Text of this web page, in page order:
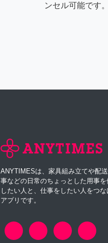
ンセル可能です。
ANYTIMESは、家具組み立てや配
事などの日常のちょっとした用事を
したい人と、仕事をしたい人をつな
アプリです。